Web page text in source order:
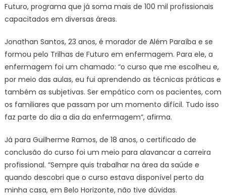
da
Futuro, programa que já soma mais de 100 mil profissionais
capacitados em diversas áreas.
Jonathan Santos, 23 anos, é morador de Além Paraíba e se
formou pelo Trilhas de Futuro em enfermagem. Para ele, a
enfermagem foi um chamado: “o curso que me escolheu e,
por meio das aulas, eu fui aprendendo as técnicas práticas e
também as subjetivas. Ser empático com os pacientes, com
os familiares que passam por um momento difícil. Tudo isso
faz parte do dia a dia da enfermagem”, afirma.
Já para Guilherme Ramos, de 18 anos, o certificado de
conclusão do curso foi um meio para alavancar a carreira
profissional. “Sempre quis trabalhar na área da saúde e
quando descobri que o curso estava disponível perto da
minha casa, em Belo Horizonte, não tive dúvidas.